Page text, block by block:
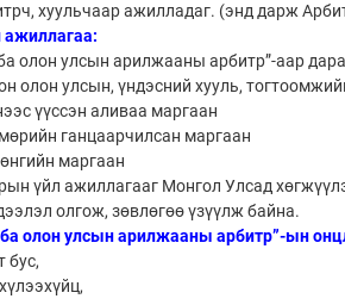
хуульчаар ажилладаг. (энд дарж
ажиллагаа:
олон улсын арилжааны арбитр”-аар
олон улсын, үндэсний хууль,
үүссэн аливаа маргаан
ганцаарчилсан маргаан
маргаан
үйл ажиллагааг Монгол Улсад
олгож, зөвлөгөө үзүүлж байна.
олон улсын арилжааны арбитр”-ын
бус,